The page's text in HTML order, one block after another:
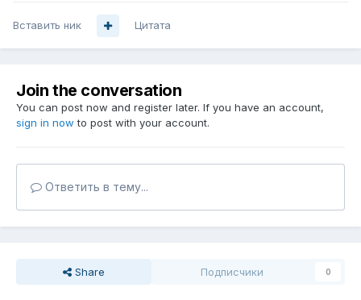
Вставить ник Цитата
Join the conversation
You can post now and register later. If you have an account,
sign in now to post with your account.
Ответить в тему...
Share Подписчики 0